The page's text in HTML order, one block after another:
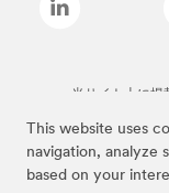
This website uses
navigation, analyze
based on your
当サイト上に掲